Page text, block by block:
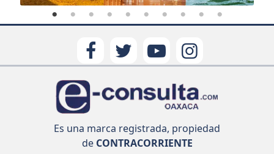
Es una marca registrada, propiedad
deCONTRACORRIENTE